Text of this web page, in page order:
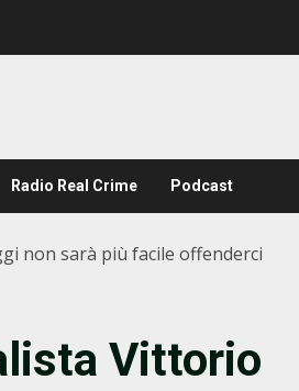
Radio Real Crime Podcast
non sarà più facile offenderci
Vittorio